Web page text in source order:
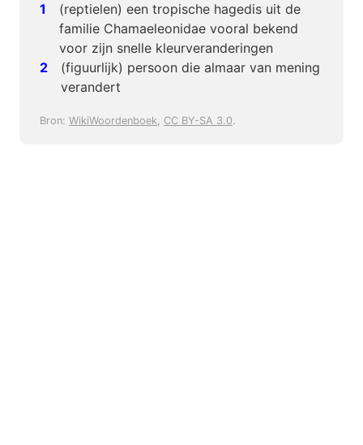
(reptielen) een tropische hagedis uit de
familie Chamaeleonidae vooral bekend
voor zijn snelle kleurveranderingen
(figuurlijk) persoon die almaar van mening
verandert
Bron: WikiWoordenboek, CC BY-SA 3.0.